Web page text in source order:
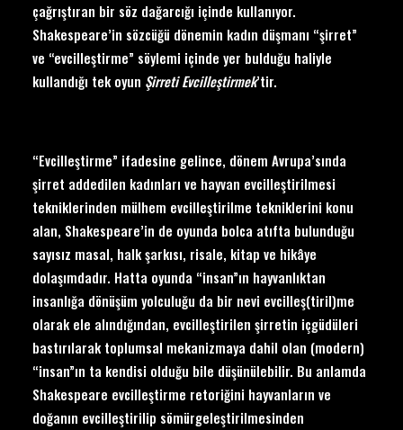
çağrıştıran bir söz dağarcığı içinde kullanıyor.
Shakespeare’in sözcüğü dönemin kadın düşmanı “şirret”
ve “evcilleştirme” söylemi içinde yer bulduğu haliyle
kullandığı tek oyun Şirreti Evcilleştirmek’tir.
“Evcilleştirme” ifadesine gelince, dönem Avrupa’sında
şirret addedilen kadınları ve hayvan evcilleştirilmesi
tekniklerinden mülhem evcilleştirilme tekniklerini konu
alan, Shakespeare’in de oyunda bolca atıfta bulunduğu
sayısız masal, halk şarkısı, risale, kitap ve hikâye
dolaşımdadır. Hatta oyunda “insan”ın hayvanlıktan
insanlığa dönüşüm yolculuğu da bir nevi evcilleş(tiril)me
olarak ele alındığından, evcilleştirilen şirretin içgüdüleri
bastırılarak toplumsal mekanizmaya dahil olan (modern)
“insan”ın ta kendisi olduğu bile düşünülebilir. Bu anlamda
Shakespeare evcilleştirme retoriğini hayvanların ve
doğanın evcilleştirilip sömürgeleştirilmesinden